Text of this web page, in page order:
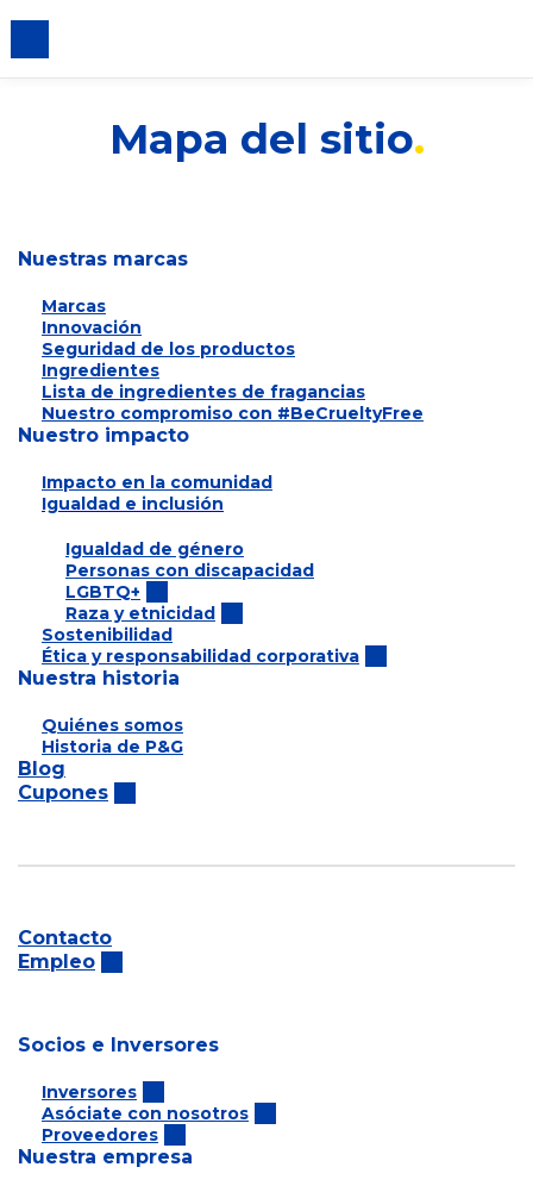
Mapa del sitio
Nuestras marcas
Marcas
Innovación
Seguridad de los productos
Ingredientes
Lista de ingredientes de fragancias
Nuestro compromiso con #BeCrueltyFree
Nuestro impacto
Impacto en la comunidad
Igualdad e inclusión
Igualdad de género
Personas con discapacidad
LGBTQ+
Raza y etnicidad
Sostenibilidad
Ética y responsabilidad corporativa
Nuestra historia
Quiénes somos
Historia de P&G
Blog
Cupones
Contacto
Empleo
Socios e Inversores
Inversores
Asóciate con nosotros
Proveedores
Nuestra empresa